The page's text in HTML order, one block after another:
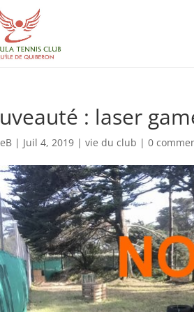
: laser
| Juil 4, 2019| vie du club | 0